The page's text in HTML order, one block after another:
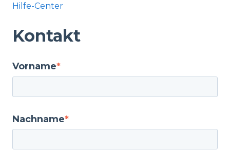
Hilfe-Center
Kontakt
Vorname*
Nachname*